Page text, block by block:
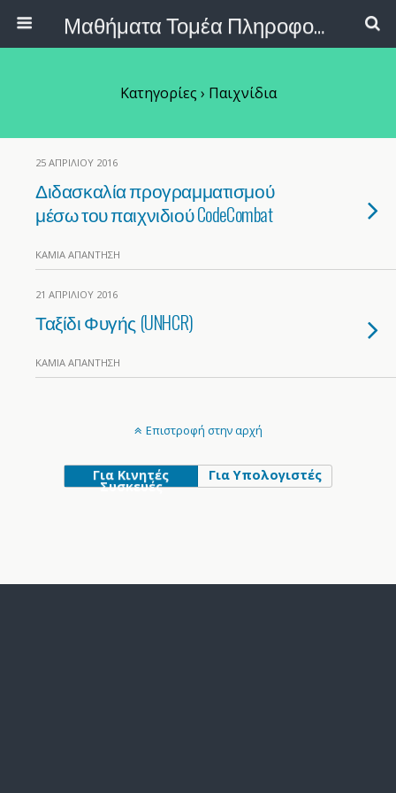
Μαθήματα Τομέα Πληροφορικής ΕΠΑΛ
Κατηγορίες › Παιχνίδια
25 ΑΠΡΙΛΊΟΥ 2016
Διδασκαλία προγραμματισμού
μέσω του παιχνιδιού CodeCombat
ΚΑΜΊΑ ΑΠΆΝΤΗΣΗ
21 ΑΠΡΙΛΊΟΥ 2016
Ταξίδι Φυγής (UNHCR)
ΚΑΜΊΑ ΑΠΆΝΤΗΣΗ
Επιστροφή στην αρχή
Για Κινητές
Συσκευές
Για Υπολογιστές